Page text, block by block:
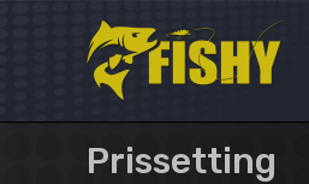
Prissetting